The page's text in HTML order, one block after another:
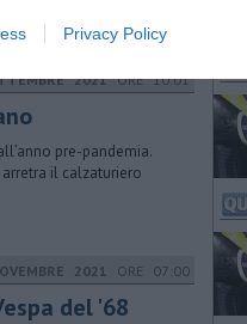
Privacy Policy
2021ORE 10:01
pre-pandemia.
il calzaturiero
2021 ORE 07:00
del '68